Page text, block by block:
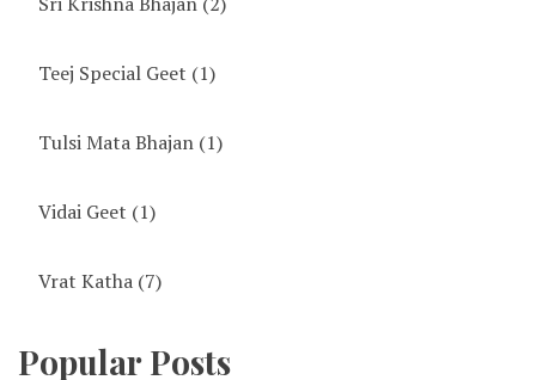
Teej Special Geet (1)
Tulsi Mata Bhajan (1)
Vidai Geet (1)
Vrat Katha (7)
Popular Posts